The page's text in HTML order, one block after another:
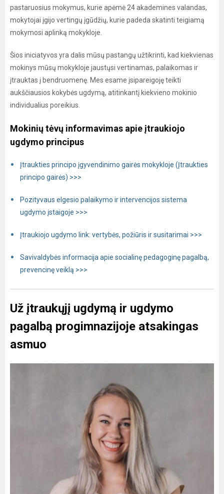
pastaruosius mokymus, kurie apėmė 24 akademines valandas,
mokytojai įgijo vertingų įgūdžių, kurie padeda skatinti teigiamą
mokymosi aplinką mokykloje.
Šios iniciatyvos yra dalis mūsų pastangų užtikrinti, kad kiekvienas
mokinys mūsų mokykloje jaustųsi vertinamas, palaikomas ir
įtrauktas į bendruomenę. Mes esame įsipareigoję teikti
aukščiausios kokybės ugdymą, atitinkantį kiekvieno mokinio
individualius poreikius.
Mokinių tėvų informavimas apie įtraukiojo
ugdymo principus
Įtraukties principo įgyvendinimo gairės mokykloje (Įtraukties
principo gairės) >>>
Pozityvaus elgesio palaikymo ir intervencijos sistema
ugdymo įstaigoje >>>
Įtraukiojo ugdymo link: vertybės, požiūris ir susitarimai >>>
Savivaldybės informacija apie socialinę pedagoginę pagalbą,
prevencinę veiklą >>>
Už įtraukųjį ugdymą ir ugdymo
pagalbą progimnazijoje atsakingas
asmuo